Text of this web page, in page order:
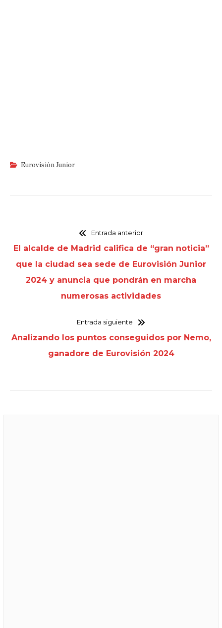
Eurovisión Junior
Entrada anterior
El alcalde de Madrid califica de “gran noticia”
que la ciudad sea sede de Eurovisión Junior
2024 y anuncia que pondrán en marcha
numerosas actividades
Entrada siguiente
Analizando los puntos conseguidos por Nemo,
ganadore de Eurovisión 2024